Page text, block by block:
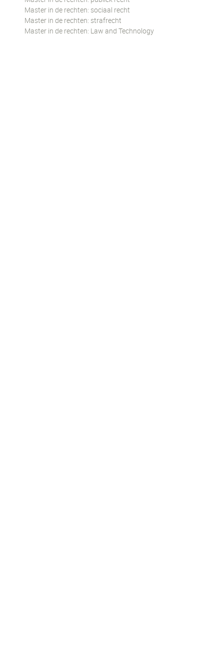
Master in de rechten: sociaal recht
Master in de rechten: strafrecht
Master in de rechten: Law and Technology